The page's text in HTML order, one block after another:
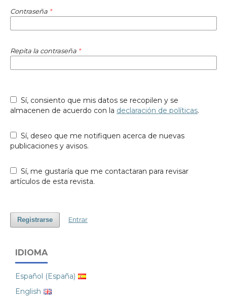
Contraseña *
Repita la contraseña *
almacenen de acuerdo con la declaración de políticas.
publicaciones y avisos.
artículos de esta revista.
Registrarse Entrar
IDIOMA
Español (España)
English